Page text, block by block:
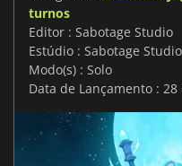
turnos
Editor : Sabotage Studio
Estúdio : Sabotage Studio
Modo(s) : Solo
Data de Lançamento :